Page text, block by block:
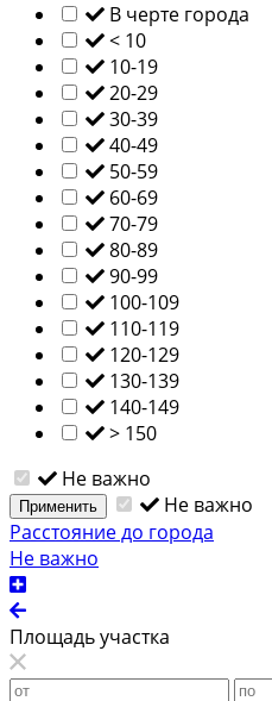
В черте города
< 10
10-19
20-29
30-39
40-49
50-59
60-69
70-79
80-89
90-99
100-109
110-119
120-129
130-139
140-149
> 150
Не важно
Применить
Не важно
Расстояние до города
Не важно
Площадь участка